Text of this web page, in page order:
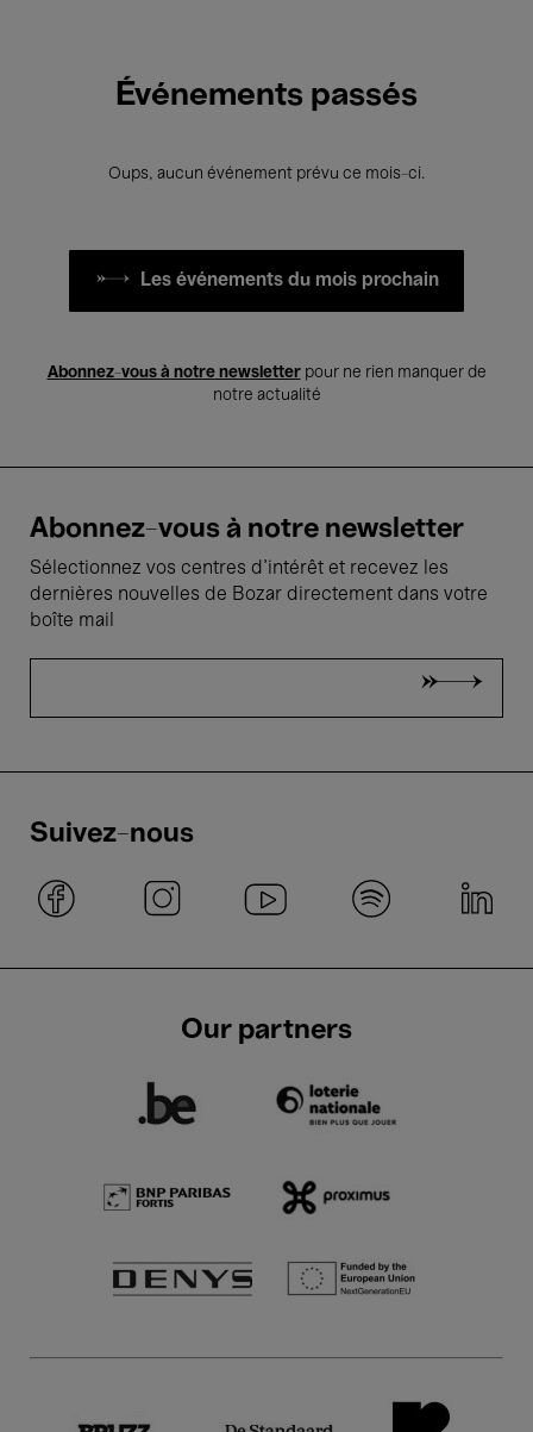
Événements passés
Oups, aucun événement prévu ce mois-ci.
Les événements du mois prochain
Abonnez-vous à notre newsletterpour ne rien manquer de
notre actualité
Abonnez-vous à notre newsletter
Sélectionnez vos centres d'intérêt et recevez les
dernières nouvelles de Bozar directement dans votre
boîte mail
Suivez-nous
Our partners